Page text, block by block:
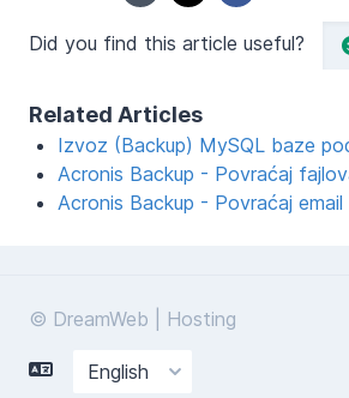
Did you find this article useful?
Related Articles
Izvoz (Backup) MySQL baze
Acronis Backup - Povraćaj
Acronis Backup - Povraćaj email
© DreamWeb | Hosting